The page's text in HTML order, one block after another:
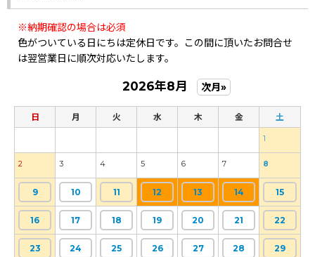
※納期確認の場合は必須
色がついている日にちは定休日です。この間に頂いたお問合せ
は翌営業日に順次対応いたします。
2026年8月 次月»
日 月 火 水 木 金 土
1
2 3 4 5 6 7 8
9 10 11 12 13 14 15
16 17 18 19 20 21 22
23 24 25 26 27 28 29